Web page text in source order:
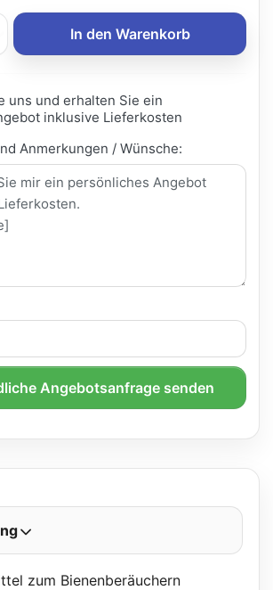
In den Warenkorb
uns und erhalten Sie ein
inklusive Lieferkosten
Anmerkungen / Wünsche:
Angebotsanfrage senden
zum Bienenberäuchern